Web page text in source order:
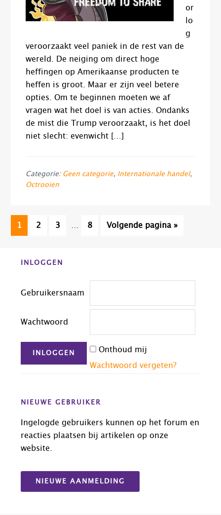
or
lo
g
veroorzaakt veel paniek in de rest van de
wereld. De neiging om direct hoge
heffingen op Amerikaanse producten te
heffen is groot. Maar er zijn veel betere
opties. Om te beginnen moeten we af
vragen wat het doel is van acties. Ondanks
de mist die Trump veroorzaakt, is het doel
niet slecht: evenwicht […]
Categorie: Geen categorie, Internationale handel,
Octrooien
Pagina
1 Pagina
2 Pagina
3
Interim
… Pagina
8
Ga
Volgende pagina »
Before
INLOGGEN
Gebruikersnaam
Wachtwoord
Onthoud mij
Wachtwoord vergeten?
NIEUWE GEBRUIKER
Ingelogde gebruikers kunnen op het forum en
reacties plaatsen bij artikelen op onze
website.
NIEUWE AANMELDING